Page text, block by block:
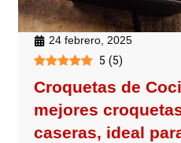
24 febrero, 2025
5 (5)
Croquetas de
mejores
caseras, ideal